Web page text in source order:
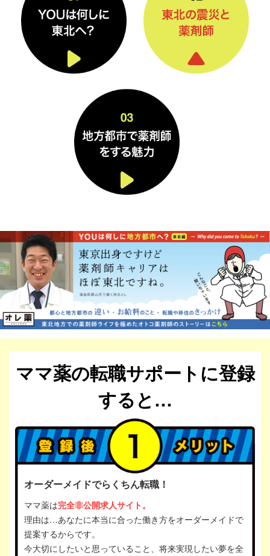
ママ薬の転職サポートに登録
すると…
オーダーメイドでらくちん転職！
ママ薬は完全非公開求人サイト。
理由は…あなたに本当に合った働き方をオーダーメイドで
提案するからです。
今大切にしたいと思っていること、将来実現したい夢を全